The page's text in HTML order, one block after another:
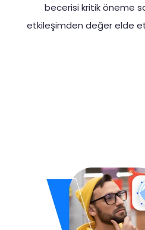
becerisi kritik öneme
etkileşimden değer elde